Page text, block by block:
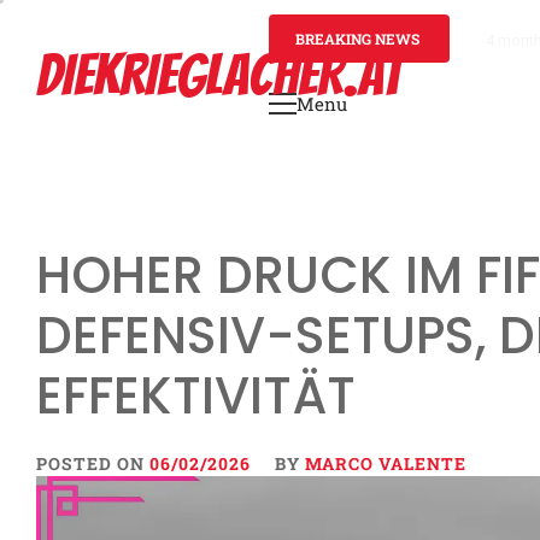
contentDIEKRIEGLACHER.AT
BREAKING NEWS
Primary
Menu
HOHER DRUCK IM
DEFENSIV-SETUPS,
EFFEKTIVITÄT
POSTED ON 06/02/2026 BY MARCO VALENTE